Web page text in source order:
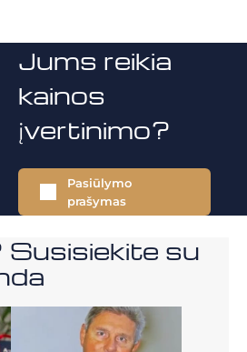
Jums reikia
kainos
įvertinimo?
Pasiūlymo
prašymas
Susisiekite su